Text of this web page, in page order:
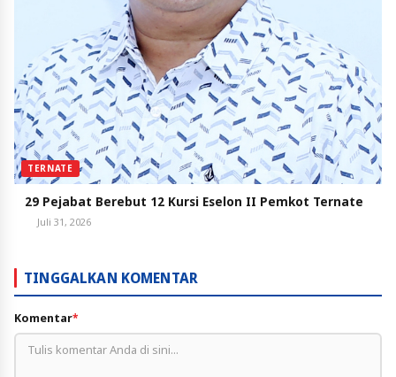
TERNATE
29 Pejabat Berebut 12 Kursi Eselon II Pemkot Ternate
Juli 31, 2026
TINGGALKAN KOMENTAR
Komentar*